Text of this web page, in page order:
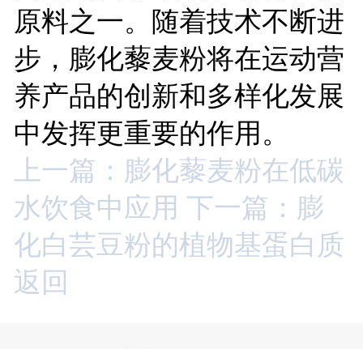
原料之一。随着技术不断进
步，膨化藜麦粉将在运动营
养产品的创新和多样化发展
中发挥更重要的作用。
上一篇：膨化藜麦粉在低碳
水饮食中应用 下一篇：膨
化白芸豆粉的植物基蛋白质
返回